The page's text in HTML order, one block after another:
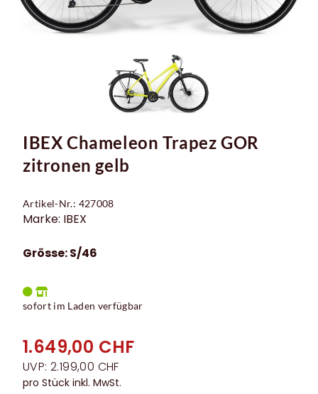
IBEX Chameleon Trapez GOR
zitronen gelb
Artikel-Nr.: 427008
Marke: IBEX
Grösse: S/46
sofort im Laden verfügbar
1.649,00 CHF
UVP: 2.199,00 CHF
pro Stück inkl. MwSt.